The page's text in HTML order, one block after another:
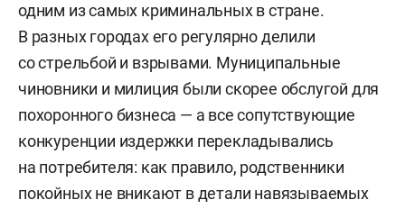
одним из самых криминальных в стране.
В разных городах его регулярно делили
со стрельбой и взрывами. Муниципальные
чиновники и милиция были скорее обслугой для
похоронного бизнеса — а все сопутствующие
конкуренции издержки перекладывались
на потребителя: как правило, родственники
покойных не вникают в детали навязываемых